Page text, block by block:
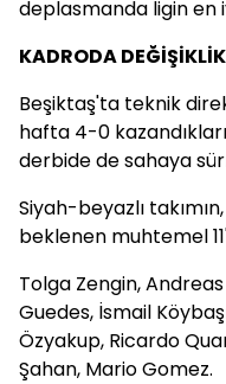
deplasmanda ligin en
KADRODA
Beşiktaş'ta teknik
hafta 4-0
derbide de sahaya
Siyah-beyazlı
beklenen muhtemel
Tolga Zengin,
Guedes, İsmail
Özyakup, Ricardo
Şahan, Mario Gomez.